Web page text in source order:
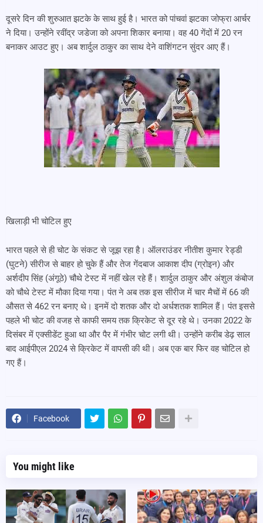
दूसरे दिन की शुरुआत झटके के साथ हुई है। भारत को पांचवां झटका जोफ्रा आर्चर
ने दिया। उन्होंने रवींद्र जडेजा को अपना शिकार बनाया। वह 40 गेंदों में 20 रन
बनाकर आउट हुए। अब शार्दुल ठाकुर का साथ देने वाशिंगटन सुंदर आए हैं।
खिलाड़ी भी चोटिल हुए
भारत पहले से ही चोट के संकट से जूझ रहा है। ऑलराउंडर नीतीश कुमार रेड्डी
(घुटने) सीरीज से बाहर हो चुके हैं और तेज गेंदबाज आकाश दीप (ग्रोइन) और
अर्शदीप सिंह (अंगूठे) चौथे टेस्ट में नहीं खेल रहे हैं। शार्दुल ठाकुर और अंशुल कंबोज
को चौथे टेस्ट में मौका दिया गया। पंत ने अब तक इस सीरीज में चार मैचों में 66 की
औसत से 462 रन बनाए थे। इनमें दो शतक और दो अर्धशतक शामिल हैं। पंत इससे
पहले भी चोट की वजह से काफी समय तक क्रिकेट से दूर रहे थे। उनका 2022 के
दिसंबर में एक्सीडेंट हुआ था और पैर में गंभीर चोट लगी थी। उन्होंने करीब डेढ़ साल
बाद आईपीएल 2024 से क्रिकेट में वापसी की थी। अब एक बार फिर वह चोटिल हो
गए हैं।
Facebook
You might like